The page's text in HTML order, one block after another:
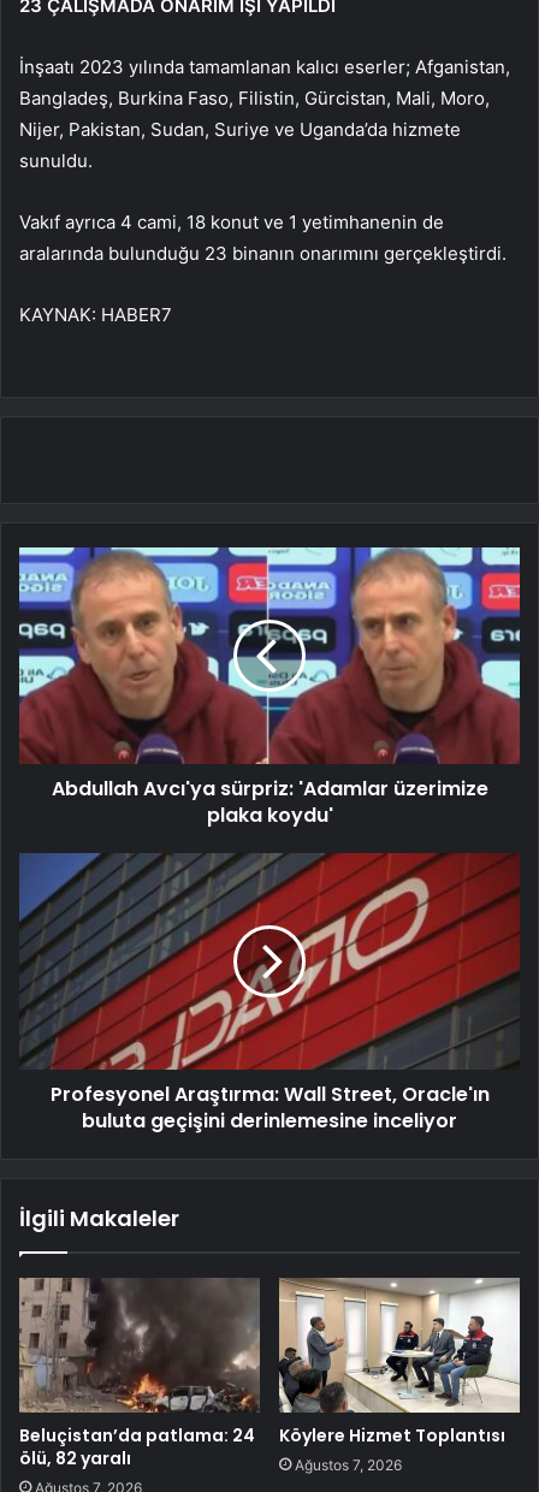
23 ÇALIŞMADA ONARIM İŞİ YAPILDI
İnşaatı 2023 yılında tamamlanan kalıcı eserler; Afganistan,
Bangladeş, Burkina Faso, Filistin, Gürcistan, Mali, Moro,
Nijer, Pakistan, Sudan, Suriye ve Uganda’da hizmete
sunuldu.
Vakıf ayrıca 4 cami, 18 konut ve 1 yetimhanenin de
aralarında bulunduğu 23 binanın onarımını gerçekleştirdi.
KAYNAK: HABER7
Abdullah Avcı'ya sürpriz: 'Adamlar üzerimize
plaka koydu'
Profesyonel Araştırma: Wall Street, Oracle'ın
buluta geçişini derinlemesine inceliyor
İlgili Makaleler
Beluçistan’da patlama: 24
ölü, 82 yaralı
Ağustos 7, 2026
Köylere Hizmet Toplantısı
Ağustos 7, 2026